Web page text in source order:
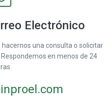
Electrónico
una consulta o solicitar
en menos de 24